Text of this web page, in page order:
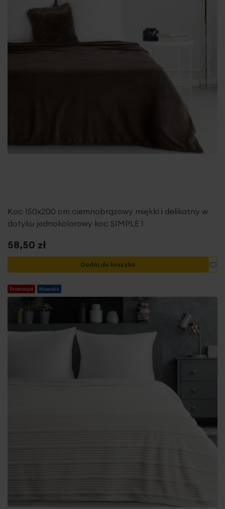
Koc 150x200 cm ciemnobrązowy miękki i delikatny w
dotyku jednokolorowy koc SIMPLE 1
58,50 zł
Dodaj do koszyka
Promocja Nowość